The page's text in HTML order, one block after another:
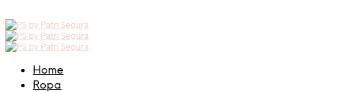
Home
Ropa